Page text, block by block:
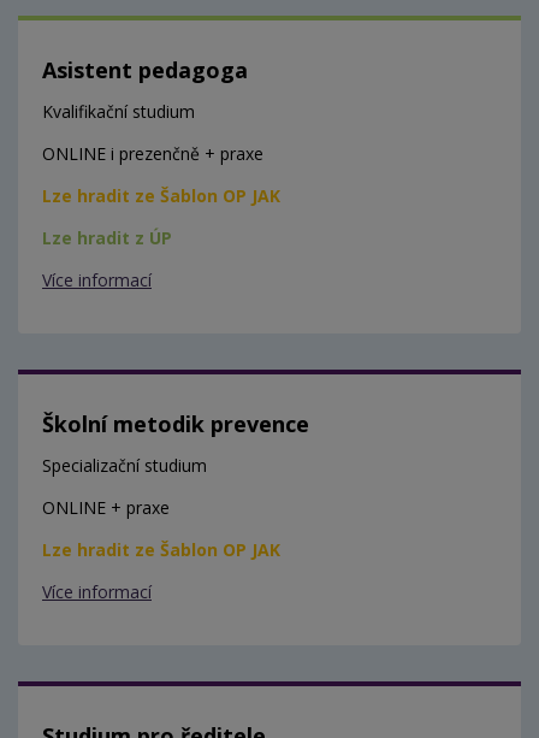
Asistent pedagoga
Kvalifikační studium
ONLINE i prezenčně + praxe
Lze hradit ze Šablon OP JAK
Lze hradit z ÚP
Více informací
Školní metodik prevence
Specializační studium
ONLINE + praxe
Lze hradit ze Šablon OP JAK
Více informací